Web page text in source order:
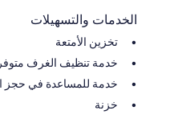
الخدمات والتسهيلات
تخزين الأمتعة
خدمة تنظيف الغرف
خدمة للمساعدة في حجز
خزنة